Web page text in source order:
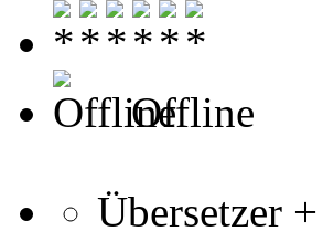
Offline
Übersetzer